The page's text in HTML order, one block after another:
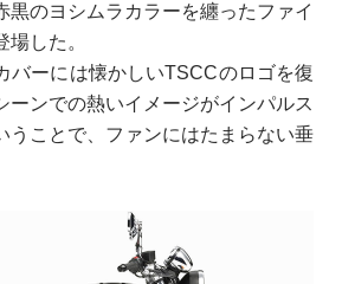
黒のヨシムラカラーを纏ったファイ
した。
バーには懐かしいTSCCのロゴを復
ーンでの熱いイメージがインパルス
うことで、ファンにはたまらない垂